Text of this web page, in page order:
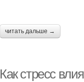
читать дальше →
Как стресс